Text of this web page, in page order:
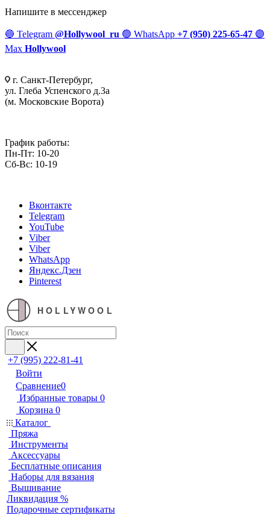
Напишите в мессенджер
🔵 Telegram @Hollywool_ru 🟢 WhatsApp +7 (950) 225-65-47 🟣
Max Hollywool
г. Санкт-Петербург,
ул. Глеба Успенского д.3а
(м. Московские Ворота)
График работы:
Пн-Пт: 10-20
Сб-Вс: 10-19
Вконтакте
Telegram
YouTube
Viber
Viber
WhatsApp
Яндекс.Дзен
Pinterest
HOLLYWOOL
+7 (995) 222-81-41
Войти
Сравнение0
Избранные товары 0
Корзина 0
Каталог
Пряжа
Инструменты
Аксессуары
Бесплатные описания
Наборы для вязания
Вышивание
Ликвидация %
Подарочные сертификаты